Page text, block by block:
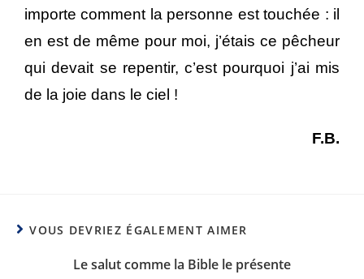
importe comment la personne est touchée : il
en est de même pour moi, j’étais ce pêcheur
qui devait se repentir, c’est pourquoi j’ai mis
de la joie dans le ciel !
F.B.
VOUS DEVRIEZ ÉGALEMENT AIMER
Le salut comme la Bible le présente